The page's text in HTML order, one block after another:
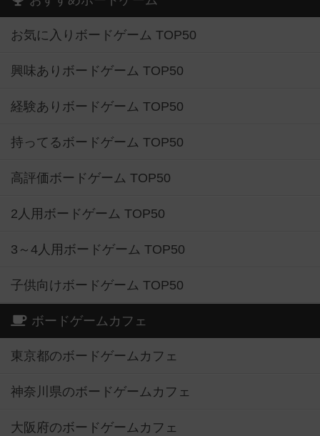
お気に入りボードゲーム TOP50
興味ありボードゲーム TOP50
経験ありボードゲーム TOP50
持ってるボードゲーム TOP50
高評価ボードゲーム TOP50
2人用ボードゲーム TOP50
3～4人用ボードゲーム TOP50
子供向けボードゲーム TOP50
ボードゲームカフェ
東京都のボードゲームカフェ
神奈川県のボードゲームカフェ
大阪府のボードゲームカフェ